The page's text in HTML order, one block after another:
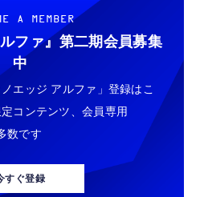
A MEMBER
ファ』 第二期会員募集
中
エッジ アルファ」登録はこ
コンテンツ、会員専用
数です
すぐ登録